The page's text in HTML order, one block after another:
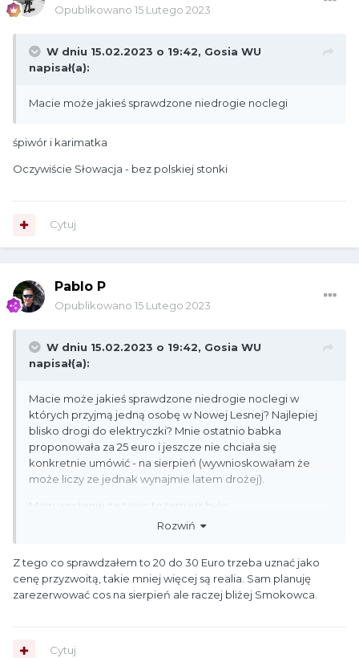
Opublikowano 15 Lutego 2023
W dniu 15.02.2023 o 19:42, Gosia WU
napisał(a):
Macie może jakieś sprawdzone niedrogie noclegi
śpiwór i karimatka
Oczywiście Słowacja - bez polskiej stonki
Cytuj
Pablo P
Opublikowano 15 Lutego 2023
W dniu 15.02.2023 o 19:42, Gosia WU
napisał(a):
Macie może jakieś sprawdzone niedrogie noclegi w
których przyjmą jedną osobę w Nowej Lesnej? Najlepiej
blisko drogi do elektryczki? Mnie ostatnio babka
proponowała za 25 euro i jeszcze nie chciała się
konkretnie umówić - na sierpień (wywnioskowałam że
może liczy ze jednak wynajmie latem drożej).
Mam wrażenie że tanio to tam już było...
Ja lubię obie strony Tatr za to nie czuję się komfortowo w
roku zanosi się jednak (tzn już zarezerwowałam) na
Zakopane na dłuższy pobyt. Nie mniej chętnie
poznałabym jakąś tańszą kwaterkę po południowej
Rozwiń
Z tego co sprawdzałem to 20 do 30 Euro trzeba uznać jako
cenę przyzwoitą, takie mniej więcej są realia. Sam planuję
zarezerwować cos na sierpień ale raczej bliżej Smokowca.
Cytuj